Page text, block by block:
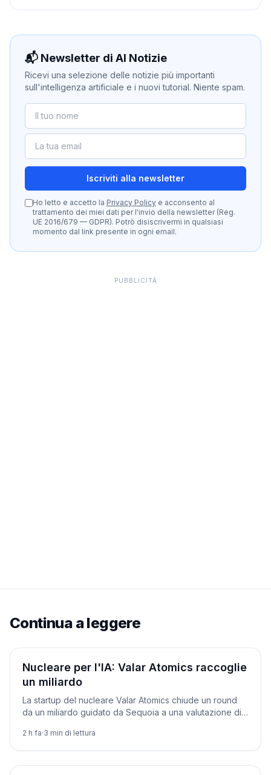
📬 Newsletter di AI Notizie
Ricevi una selezione delle notizie più importanti
sull'intelligenza artificiale e i nuovi tutorial. Niente spam.
Iscriviti alla newsletter
Ho letto e accetto la Privacy Policy e acconsento al
trattamento dei miei dati per l'invio della newsletter (Reg.
UE 2016/679 — GDPR). Potrò disiscrivermi in qualsiasi
momento dal link presente in ogni email.
PUBBLICITÀ
Continua a leggere
Aziende
Nucleare per l'IA: Valar Atomics raccoglie
un miliardo
La startup del nucleare Valar Atomics chiude un round
da un miliardo guidato da Sequoia a una valutazione di
2 h fa·3 min di lettura